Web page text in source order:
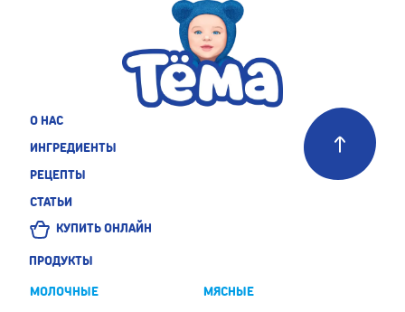
О НАС
ИНГРЕДИЕНТЫ
РЕЦЕПТЫ
СТАТЬИ
КУПИТЬ ОНЛАЙН
ПРОДУКТЫ
МОЛОЧНЫЕ
МЯСНЫЕ